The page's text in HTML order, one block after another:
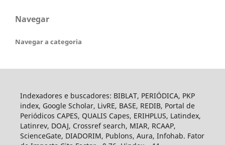
Navegar
Navegar a categoria
Indexadores e buscadores: BIBLAT, PERIÓDICA, PKP
index, Google Scholar, LivRE, BASE, REDIB, Portal de
Periódicos CAPES, QUALIS Capes, ERIHPLUS, Latindex,
Latinrev, DOAJ, Crossref search, MIAR, RCAAP,
ScienceGate, DIADORIM, Publons, Aura, Infohab. Fator